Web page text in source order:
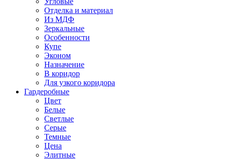
Отделка и материал
Из МДФ
Зеркальные
Особенности
Купе
Эконом
Назначение
В коридор
Для узкого коридора
Гардеробные
Цвет
Белые
Светлые
Серые
Темные
Цена
Элитные